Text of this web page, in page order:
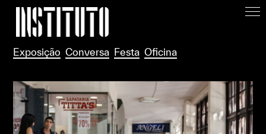
Apoiar/Support
Exposição Conversa Festa Oficina